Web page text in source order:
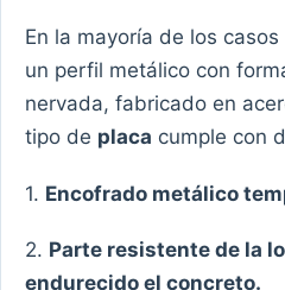
En la mayoría de los
un perfil metálico con
nervada, fabricado en
tipo de placa cumple con
1. Encofrado metálico
2. Parte resistente de la
endurecido el concreto.